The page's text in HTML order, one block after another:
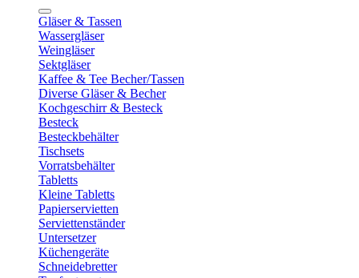
Gläser & Tassen
Wassergläser
Weingläser
Sektgläser
Kaffee & Tee Becher/Tassen
Diverse Gläser & Becher
Kochgeschirr & Besteck
Besteck
Besteckbehälter
Tischsets
Vorratsbehälter
Tabletts
Kleine Tabletts
Papierservietten
Serviettenständer
Untersetzer
Küchengeräte
Schneidebretter